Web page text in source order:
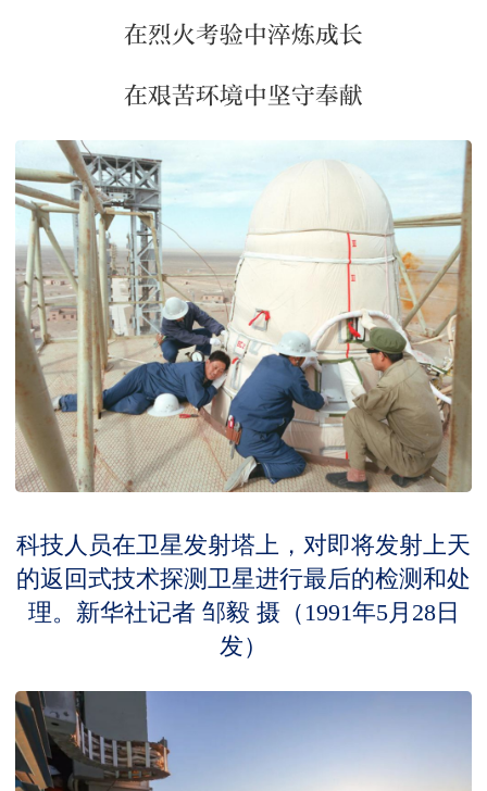
在烈火考验中淬炼成长
在艰苦环境中坚守奉献
科技人员在卫星发射塔上，对即将发射上天
的返回式技术探测卫星进行最后的检测和处
理。新华社记者 邹毅 摄（1991年5月28日
发）